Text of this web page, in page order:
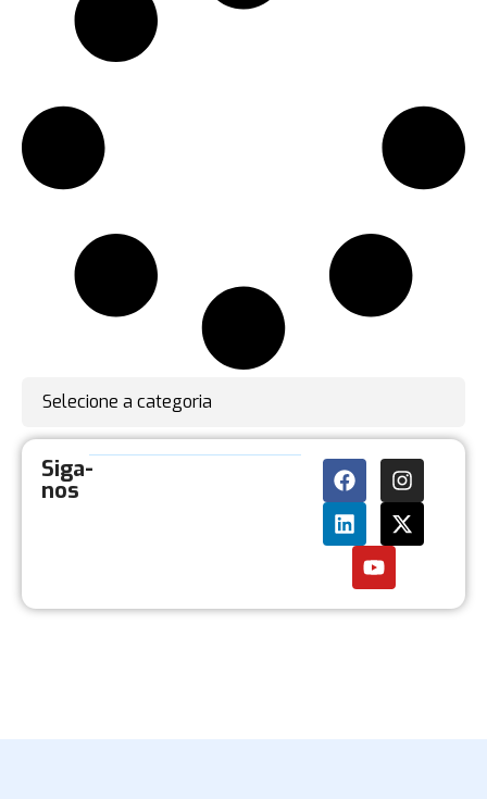
Selecione a categoria
Siga-
nos